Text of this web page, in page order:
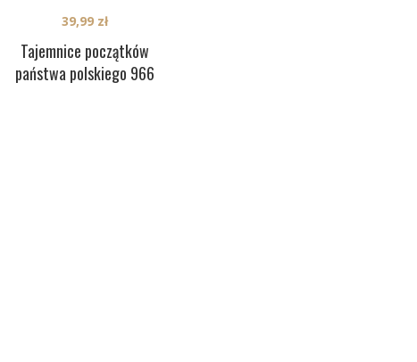
Tajemnice początków
państwa polskiego 966
39,99 zł